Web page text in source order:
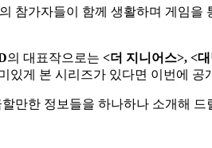
참가자들이 함께 생활하며 게임
의 대표작으로는 <더 지니어스>, <
있게 본 시리즈가 있다면 이번에
만한 정보들을 하나하나 소개해